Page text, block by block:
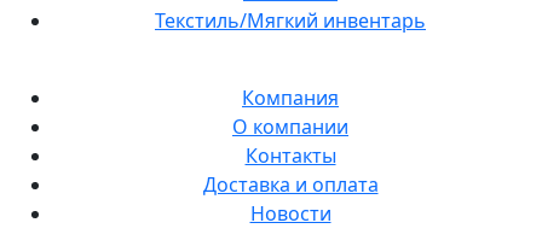
Текстиль/Мягкий инвентарь
Компания
О компании
Контакты
Доставка и оплата
Новости